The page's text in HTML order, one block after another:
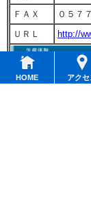
HOME アクセ
ＦＡＸ
０５７
ＵＲＬ
http://
生産拠点
（本社
〒５０